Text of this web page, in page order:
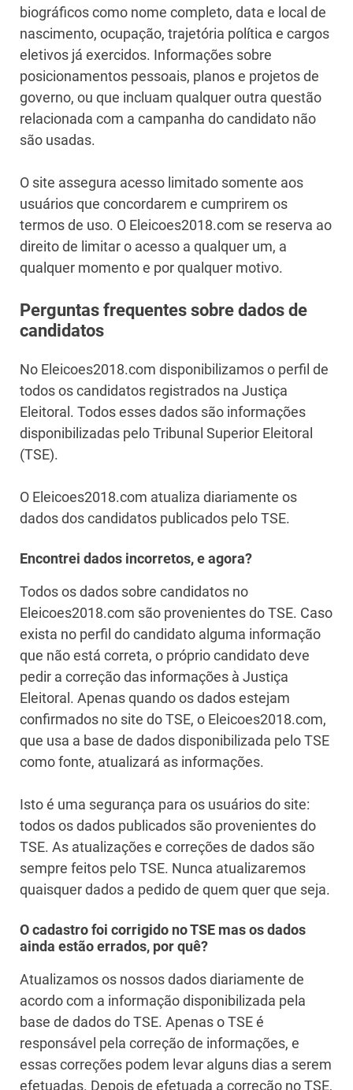
biográficos como nome completo, data e local de
nascimento, ocupação, trajetória política e cargos
eletivos já exercidos. Informações sobre
posicionamentos pessoais, planos e projetos de
governo, ou que incluam qualquer outra questão
relacionada com a campanha do candidato não
são usadas.
O site assegura acesso limitado somente aos
usuários que concordarem e cumprirem os
termos de uso. O Eleicoes2018.com se reserva ao
direito de limitar o acesso a qualquer um, a
qualquer momento e por qualquer motivo.
Perguntas frequentes sobre dados de
candidatos
No Eleicoes2018.com disponibilizamos o perfil de
todos os candidatos registrados na Justiça
Eleitoral. Todos esses dados são informações
disponibilizadas pelo Tribunal Superior Eleitoral
(TSE).
O Eleicoes2018.com atualiza diariamente os
dados dos candidatos publicados pelo TSE.
Encontrei dados incorretos, e agora?
Todos os dados sobre candidatos no
Eleicoes2018.com são provenientes do TSE. Caso
exista no perfil do candidato alguma informação
que não está correta, o próprio candidato deve
pedir a correção das informações à Justiça
Eleitoral. Apenas quando os dados estejam
confirmados no site do TSE, o Eleicoes2018.com,
que usa a base de dados disponibilizada pelo TSE
como fonte, atualizará as informações.
Isto é uma segurança para os usuários do site:
todos os dados publicados são provenientes do
TSE. As atualizações e correções de dados são
sempre feitos pelo TSE. Nunca atualizaremos
quaisquer dados a pedido de quem quer que seja.
O cadastro foi corrigido no TSE mas os dados
ainda estão errados, por quê?
Atualizamos os nossos dados diariamente de
acordo com a informação disponibilizada pela
base de dados do TSE. Apenas o TSE é
responsável pela correção de informações, e
essas correções podem levar alguns dias a serem
efetuadas. Depois de efetuada a correção no TSE,